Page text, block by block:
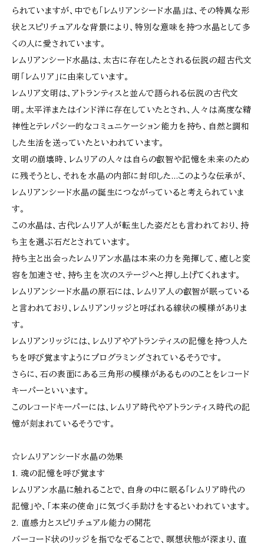
られていますが、中でも「レムリアンシード水晶」は、その特異な形
状とスピリチュアルな背景により、特別な意味を持つ水晶として多
くの人に愛されています。
レムリアンシード水晶は、太古に存在したとされる伝説の超古代文
明「レムリア」に由来しています。
レムリア文明は、アトランティスと並んで語られる伝説の古代文
明。太平洋またはインド洋に存在していたとされ、人々は高度な精
神性とテレパシー的なコミュニケーション能力を持ち、自然と調和
した生活を送っていたといわれています。
文明の崩壊時、レムリアの人々は自らの叡智や記憶を未来のため
に残そうとし、それを水晶の内部に封印した...このような伝承が、
レムリアンシード水晶の誕生につながっていると考えられていま
す。
この水晶は、古代レムリア人が転生した姿だとも言われており、持
ち主を選ぶ石だとされています。
持ち主と出会ったレムリアン水晶は本来の力を発揮して、癒しと変
容を加速させ、持ち主を次のステージへと押し上げてくれます。
レムリアンシード水晶の原石には、レムリア人の叡智が眠っている
と言われており、レムリアンリッジと呼ばれる線状の模様がありま
す。
レムリアンリッジには、レムリアやアトランティスの記憶を持つ人た
ちを呼び覚ますようにプログラミングされているそうです。
さらに、石の表面にある三角形の模様があるもののことをレコード
キーパーといいます。
このレコードキーパーには、レムリア時代やアトランティス時代の記
憶が刻まれているそうです。
☆レムリアンシード水晶の効果
1. 魂の記憶を呼び覚ます
レムリアン水晶に触れることで、自身の中に眠る「レムリア時代の
記憶」や、「本来の使命」に気づく手助けをするといわれています。
2. 直感力とスピリチュアル能力の開花
バーコード状のリッジを指でなぞることで、瞑想状態が深まり、直